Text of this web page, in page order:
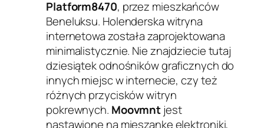
Platform8470, przez mieszkańców
Beneluksu. Holenderska witryna
internetowa została zaprojektowana
minimalistycznie. Nie znajdziecie tutaj
dziesiątek odnośników graficznych do
innych miejsc w internecie, czy też
różnych przycisków witryn
pokrewnych. Moovmntjest
nastawione na mieszankę elektroniki,